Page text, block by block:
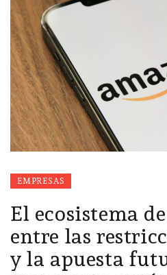
EMPRESAS
El ecosistema
entre las
y la apuesta